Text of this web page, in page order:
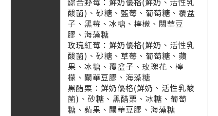
酸菌)、砂糖、藍莓、葡萄糖、覆盆
子、黑莓、冰糖、檸檬、關華豆
膠、海藻糖
玫瑰紅莓：鮮奶優格(鮮奶、活性乳
酸菌)、砂糖、草莓、葡萄糖、蘋
果、冰糖、覆盆子、玫瑰花、檸
檬、關華豆膠、海藻糖
黑醋栗：鮮奶優格(鮮奶、活性乳酸
菌)、砂糖、黑醋栗、冰糖、葡萄
糖、蘋果、關華豆膠、海藻糖